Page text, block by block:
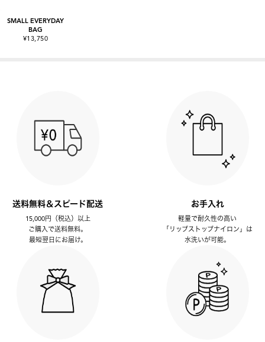
SMALL EVERYDAY
BAG
¥13,750
送料無料＆スピード配送
15,000円（税込）以上
ご購入で送料無料。
最短翌日にお届け。
お手入れ
軽量で耐久性の高い
「リップストップナイロン」は
水洗いが可能。